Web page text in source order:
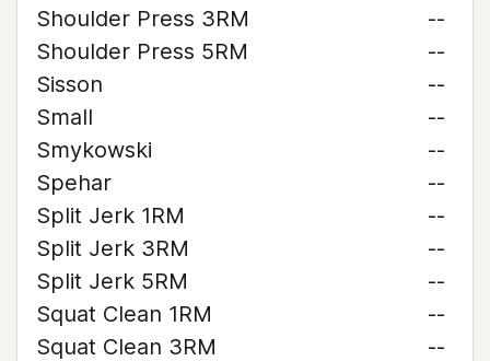
Shoulder Press 3RM
--
Shoulder Press 5RM
--
Sisson
--
Small
--
Smykowski
--
Spehar
--
Split Jerk 1RM
--
Split Jerk 3RM
--
Split Jerk 5RM
--
Squat Clean 1RM
--
Squat Clean 3RM
--